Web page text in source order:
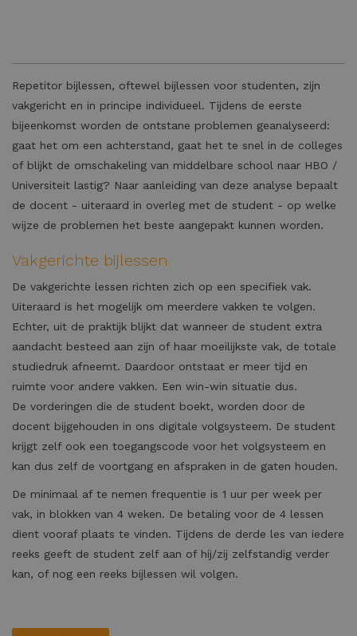
Repetitor bijlessen, oftewel bijlessen voor studenten, zijn
vakgericht en in principe individueel. Tijdens de eerste
bijeenkomst worden de ontstane problemen geanalyseerd:
gaat het om een achterstand, gaat het te snel in de colleges
of blijkt de omschakeling van middelbare school naar HBO /
Universiteit lastig? Naar aanleiding van deze analyse bepaalt
de docent - uiteraard in overleg met de student - op welke
wijze de problemen het beste aangepakt kunnen worden.
Vakgerichte bijlessen
De vakgerichte lessen richten zich op een specifiek vak.
Uiteraard is het mogelijk om meerdere vakken te volgen.
Echter, uit de praktijk blijkt dat wanneer de student extra
aandacht besteed aan zijn of haar moeilijkste vak, de totale
studiedruk afneemt. Daardoor ontstaat er meer tijd en
ruimte voor andere vakken. Een win-win situatie dus.
De vorderingen die de student boekt, worden door de
docent bijgehouden in ons digitale volgsysteem. De student
krijgt zelf ook een toegangscode voor het volgsysteem en
kan dus zelf de voortgang en afspraken in de gaten houden.
De minimaal af te nemen frequentie is 1 uur per week per
vak, in blokken van 4 weken. De betaling voor de 4 lessen
dient vooraf plaats te vinden. Tijdens de derde les van iedere
reeks geeft de student zelf aan of hij/zij zelfstandig verder
kan, of nog een reeks bijlessen wil volgen.